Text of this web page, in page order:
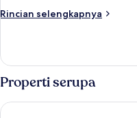
King
View)
Rincian selengkapnya
Rincian
Suite,
Tempat
King
Properti serupa
Loews Hollywood Hotel